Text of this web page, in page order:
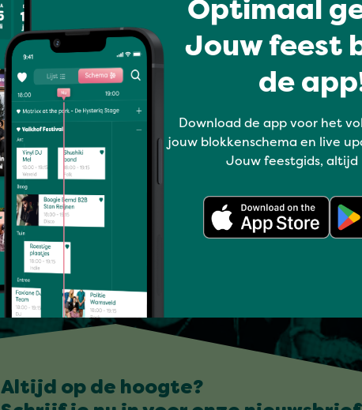
Optimaal
Jouw feest
de
Download de app voor het
jouw blokkenschema en live
Jouw feestgids, altijd
Altijd op de hoogte?